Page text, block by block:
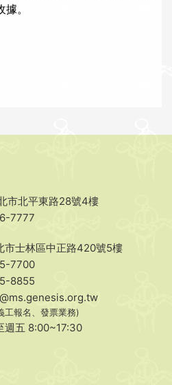
。
市北平東路28號4樓
7777
市士林區中正路420號5樓
7700
8855
工報名、發票業務)
週五 8:00~17:30